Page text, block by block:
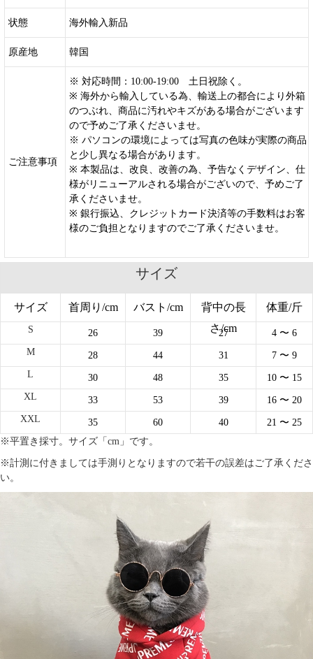
状態 海外輸入新品
原産地 韓国
ご注意事項
※ 対応時間：10:00-19:00 土日祝除く。
※ 海外から輸入している為、輸送上の都合により外箱
のつぶれ、商品に汚れやキズがある場合がございます
ので予めご了承くださいませ。
※ パソコンの環境によっては写真の色味が実際の商品
と少し異なる場合があります。
※ 本製品は、改良、改善の為、予告なくデザイン、仕
様がリニューアルされる場合がございので、予めご了
承くださいませ。
※ 銀行振込、クレジットカード決済等の手数料はお客
様のご負担となりますのでご了承くださいませ。
サイズ
サイズ 首周り/cm バスト/cm
背中の長
さ/cm
体重/斤
S 26 39 27
4 〜 6
M
28 44 31 7 〜 9
L
30 48 35 10 〜 15
XL
33 53 39 16 〜 20
XXL
35 60 40 21 〜 25
※平置き採寸。サイズ「cm」です。
※計測に付きましては手測りとなりますので若干の誤差はご了承くださ
い。